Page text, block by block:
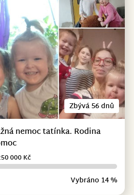
Zbývá 56 dnů
nemoc tatínka. Rodina
Vybráno 14 %
000 Kč